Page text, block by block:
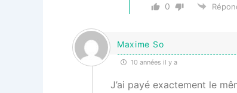
0
Maxime So
10 années il y a
J’ai payé exactement le